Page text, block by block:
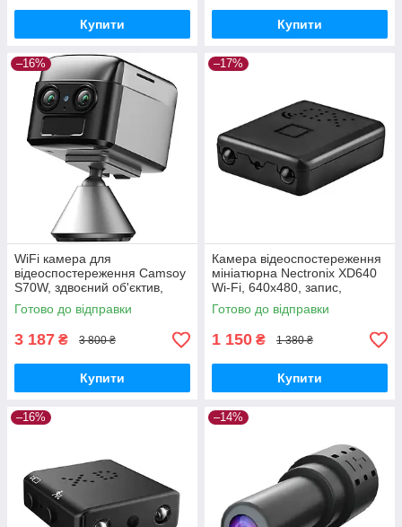
Купити Купити
–16%
WiFi камера для
відеоспостереження Camsoy
S70W, здвоєний об'єктив,
сенсор руху, до 70 днів,
смартфон GoodPlace
Готово до відправки
3 187 ₴ 3 800 ₴
Купити
–17%
Камера відеоспостереження
мініатюрна Nectronix XD640
Wi-Fi, 640x480, запис,
iWFCam GoodPlace -worry-
free-shopping-
Готово до відправки
1 150 ₴ 1 380 ₴
Купити
–16% –14%